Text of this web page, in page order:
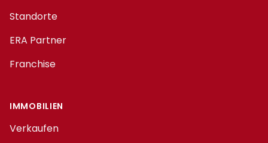
Standorte
ERA Partner
Franchise
IMMOBILIEN
Verkaufen